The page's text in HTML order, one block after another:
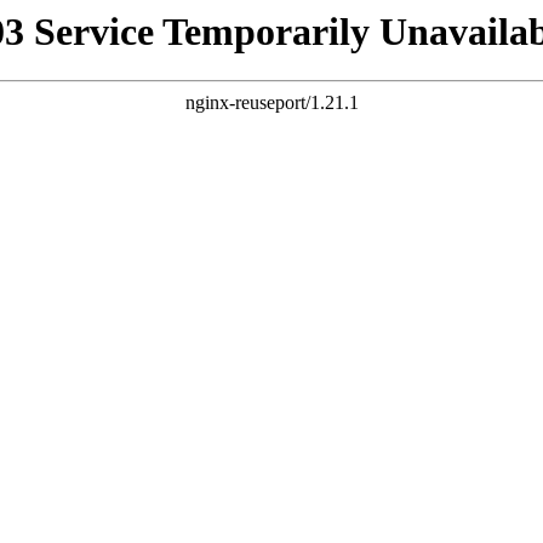
Service Temporarily
nginx-reuseport/1.21.1